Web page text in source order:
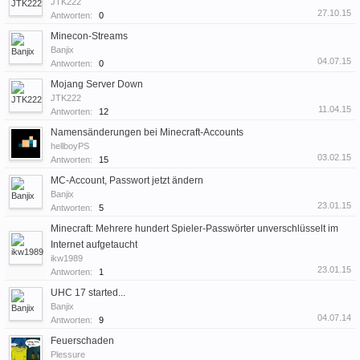
Antworten:
0 27.10.15
Minecon-Streams
Banjix
Antworten:
0 04.07.15
Mojang Server Down
JTK222
Antworten:
12 11.04.15
Namensänderungen bei Minecraft-Accounts
hellboyPS
Antworten:
15 03.02.15
MC-Account, Passwort jetzt ändern
Banjix
Antworten:
5 23.01.15
Minecraft: Mehrere hundert Spieler-Passwörter unverschlüsselt im
Internet aufgetaucht
ikw1989
Antworten:
1 23.01.15
UHC 17 started...
Banjix
Antworten:
9 04.07.14
Feuerschaden
Plessure